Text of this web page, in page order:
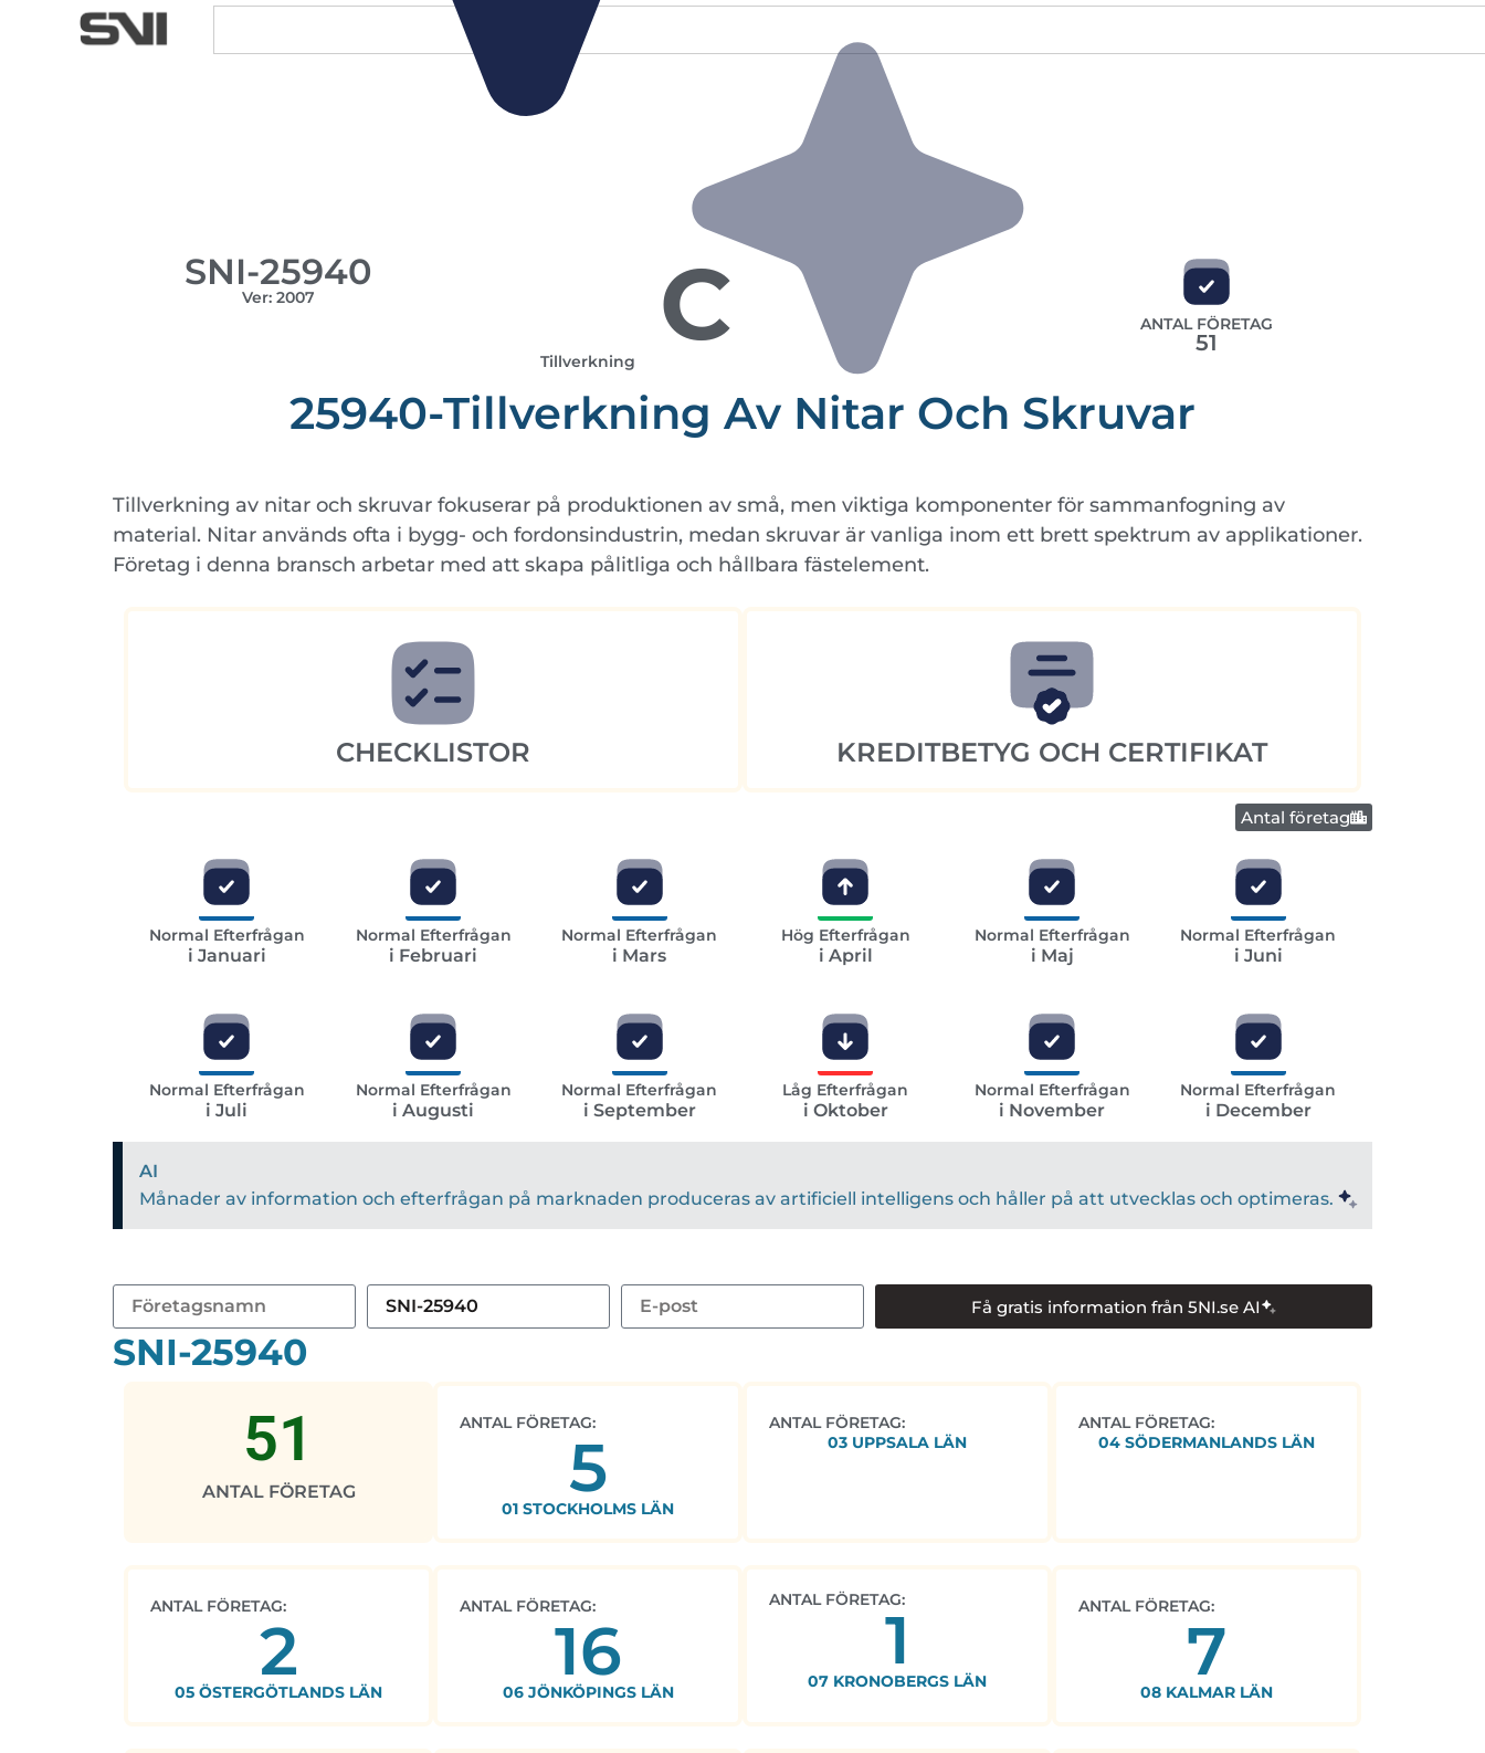
SNI-25940
Ver: 2007 C
Tillverkning
ANTAL FÖRETAG
51
25940-Tillverkning Av Nitar Och Skruvar
Tillverkning av nitar och skruvar fokuserar på produktionen av små, men viktiga komponenter för sammanfogning av
material. Nitar används ofta i bygg- och fordonsindustrin, medan skruvar är vanliga inom ett brett spektrum av applikationer.
Företag i denna bransch arbetar med att skapa pålitliga och hållbara fästelement.
CHECKLISTOR KREDITBETYG OCH CERTIFIKAT
Antal företag
Normal Efterfrågan
i Januari
Normal Efterfrågan
i Februari
Normal Efterfrågan
i Mars
Hög Efterfrågan
i April
Normal Efterfrågan
i Maj
Normal Efterfrågan
i Juni
Normal Efterfrågan
i Juli
Normal Efterfrågan
i Augusti
Normal Efterfrågan
i September
Låg Efterfrågan
i Oktober
Normal Efterfrågan
i November
Normal Efterfrågan
i December
AI
Månader av information och efterfrågan på marknaden produceras av artificiell intelligens och håller på att utvecklas och optimeras.
Få gratis information från 5NI.se AI
SNI-25940
ANTAL FÖRETAG
51 ANTAL FÖRETAG:
5
01 STOCKHOLMS LÄN
ANTAL FÖRETAG:
03 UPPSALA LÄN
ANTAL FÖRETAG:
04 SÖDERMANLANDS LÄN
ANTAL FÖRETAG:
2
05 ÖSTERGÖTLANDS LÄN
ANTAL FÖRETAG:
16
06 JÖNKÖPINGS LÄN
ANTAL FÖRETAG:
1
07 KRONOBERGS LÄN
ANTAL FÖRETAG:
7
08 KALMAR LÄN